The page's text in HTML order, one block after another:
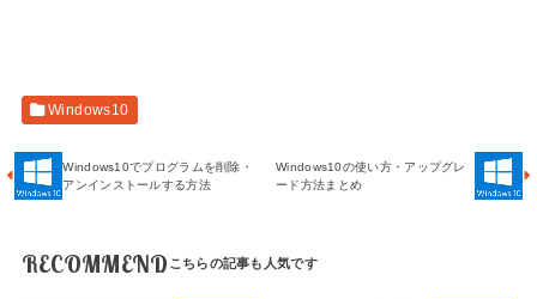
Windows10
Windows10でプログラムを削除・
アンインストールする方法
Windows10の使い方・アップグレ
ード方法まとめ
RECOMMEND